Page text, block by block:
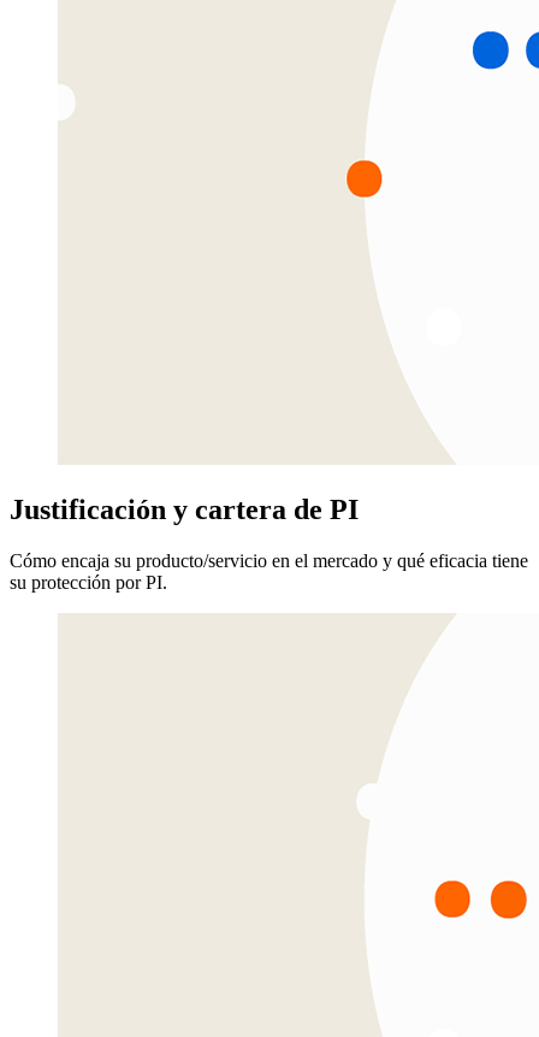
Justificación y cartera de PI
Cómo encaja su producto/servicio en el mercado y qué eficacia tiene
su protección por PI.